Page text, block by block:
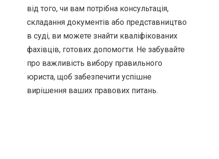
від того, чи вам потрібна консультація,
складання документів або представництво
в суді, ви можете знайти кваліфікованих
фахівців, готових допомогти. Не забувайте
про важливість вибору правильного
юриста, щоб забезпечити успішне
вирішення ваших правових питань.